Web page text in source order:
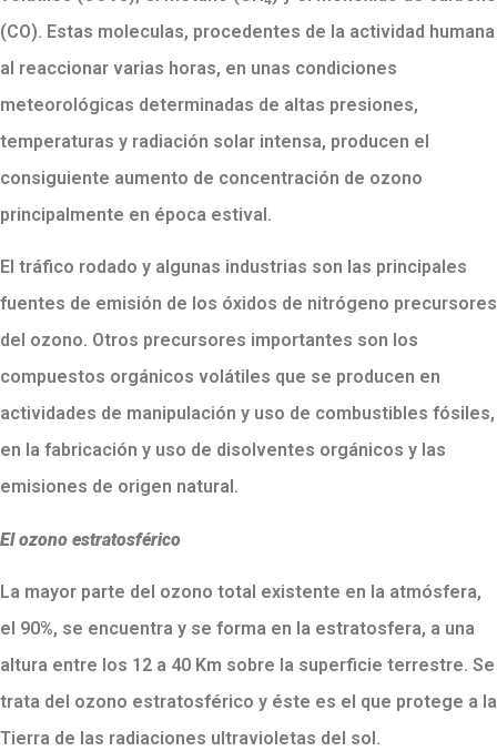
(CO). Estas moleculas, procedentes de la actividad humana
al reaccionar varias horas, en unas condiciones
meteorológicas determinadas de altas presiones,
temperaturas y radiación solar intensa, producen el
consiguiente aumento de concentración de ozono
principalmente en época estival.
El tráfico rodado y algunas industrias son las principales
fuentes de emisión de los óxidos de nitrógeno precursores
del ozono. Otros precursores importantes son los
compuestos orgánicos volátiles que se producen en
actividades de manipulación y uso de combustibles fósiles,
en la fabricación y uso de disolventes orgánicos y las
emisiones de origen natural.
El ozono estratosférico
La mayor parte del ozono total existente en la atmósfera,
el 90%, se encuentra y se forma en la estratosfera, a una
altura entre los 12 a 40 Km sobre la superficie terrestre. Se
trata del ozono estratosférico y éste es el que protege a la
Tierra de las radiaciones ultravioletas del sol.